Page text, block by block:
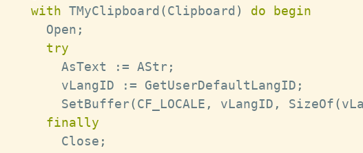
with TMyClipboard (Clipboard ) do
begin
      Open
;
try
        AsText
:= AStr;
        vLangID
:= GetUserDefaultLangID ;
        SetBuffer
(CF_LOCALE , vLangID , SizeOf(
finally
        Close
;